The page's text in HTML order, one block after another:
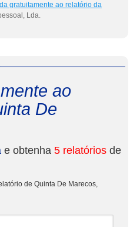
gratuitamente ao relatório da
Lda.
ao
De
e obtenha 5 relatórios de
de Quinta De Marecos,